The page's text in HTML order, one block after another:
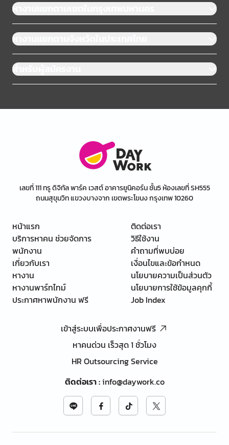
หางานแยกตามเขตในกรุงเทพมหานคร
หางานแยกตามจังหวัดในประเทศไทย
สำหรับผู้สมัครงาน
เลขที่ 111 ทรู ดิจิทัล พาร์ค เวสต์ อาคารยูนิคอร์น ชั้น5 ห้องเลขที่ SH555
ถนนสุขุมวิท แขวงบางจาก เขตพระโขนง กรุงเทพ 10260
หน้าแรก
บริการหาคน ช่วยจัดการ
พนักงาน
เกี่ยวกับเรา
หางาน
หางานพาร์ทไทม์
ประกาศหาพนักงาน ฟรี
ติดต่อเรา
วิธีใช้งาน
คำถามที่พบบ่อย
เงื่อนไขและข้อกำหนด
นโยบายความเป็นส่วนตัว
นโยบายการใช้ข้อมูลคุกกี้
Job Index
เข้าสู่ระบบเพื่อประกาศงานฟรี
หาคนด่วน เร็วสุด 1 ชั่วโมง
HR Outsourcing Service
ติดต่อเรา:info@daywork.co